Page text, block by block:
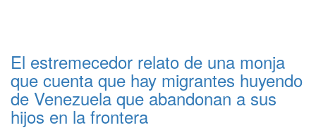
El estremecedor relato de una monja
que cuenta que hay migrantes huyendo
de Venezuela que abandonan a sus
hijos en la frontera